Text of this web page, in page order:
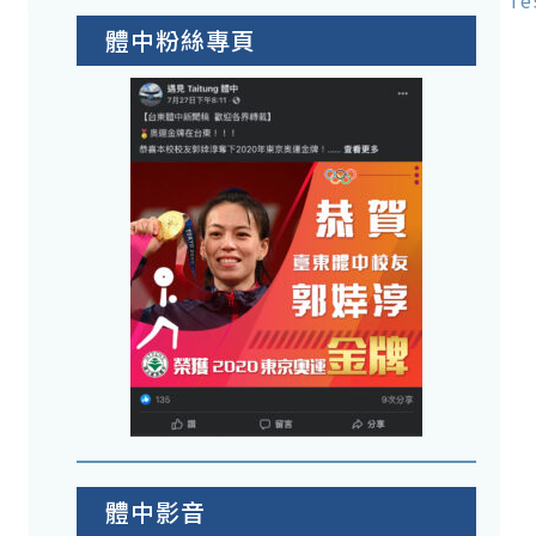
體中粉絲專頁
體中影音